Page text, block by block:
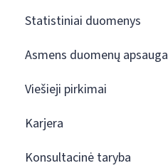
Statistiniai duomenys
Asmens duomenų apsauga
Viešieji pirkimai
Karjera
Konsultacinė taryba